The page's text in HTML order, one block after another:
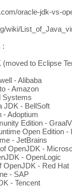
oracle-jdk-vs-
wiki/
:
to Eclipse
- Alibaba
- Amazon
Systems
JDK - BellSoft
- Adoptium
Edition -
Open Edition -
- JetBrains
OpenJDK -
- OpenLogic
OpenJDK - Red Hat
- SAP
- Tencent